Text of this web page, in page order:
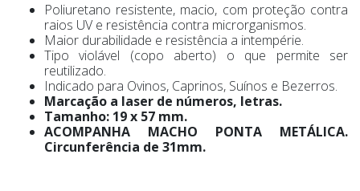
Poliuretano resistente, macio, com proteção contra
raios UV e resistência contra microrganismos.
Maior durabilidade e resistência a intempérie.
Tipo violável (copo aberto) o que permite ser
reutilizado.
Indicado para Ovinos, Caprinos, Suínos e Bezerros.
Marcação a laser de números, letras.
Tamanho: 19 x 57 mm.
ACOMPANHA MACHO PONTA METÁLICA.
Circunferência de 31mm.